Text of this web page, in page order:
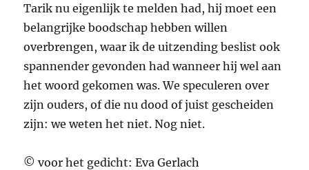
Tarik nu eigenlijk te melden had, hij moet een
belangrijke boodschap hebben willen
overbrengen, waar ik de uitzending beslist ook
spannender gevonden had wanneer hij wel aan
het woord gekomen was. We speculeren over
zijn ouders, of die nu dood of juist gescheiden
zijn: we weten het niet. Nog niet.
© voor het gedicht: Eva Gerlach